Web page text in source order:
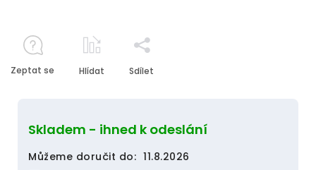
Skladem - ihned k odeslání
Můžeme doručit do: 11.8.2026
Zeptat se Hlídat Sdílet